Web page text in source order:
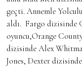
geçti. Annemle
aldı. Fargo dizisinde
oyuncu,Orange
dizisinde Alex
Jones, Dexter